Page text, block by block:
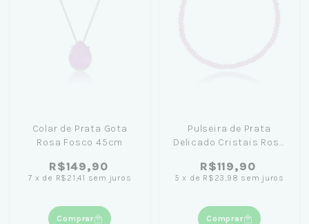
Colar de Prata Gota
Rosa Fosco 45cm
R$149,90
7 x de R$21,41 sem juros
Comprar
Pulseira de Prata
Delicado Cristais Rosa
R$119,90
5 x de R$23,98 sem juros
Comprar